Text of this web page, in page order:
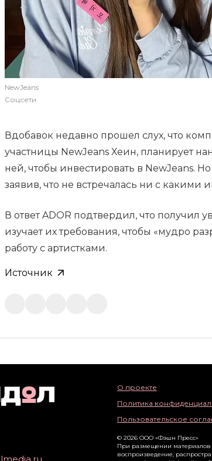
NewJeans
Соцсети
Вдобавок недавно прошел слух, что
участницы NewJeans Хеин, планирует
ней, чтобы инвестировать в NewJeans.
заявив, что не встречалась ни с какими
В ответ ADOR подтвердил, что получил
изучает их требования, чтобы «мудро
работу с артистками.
Источник
О проекте
Политика
Пользовательское
© 2026 ООО «Фэшн Пресс»
При размещении материалов
воспроизведение,